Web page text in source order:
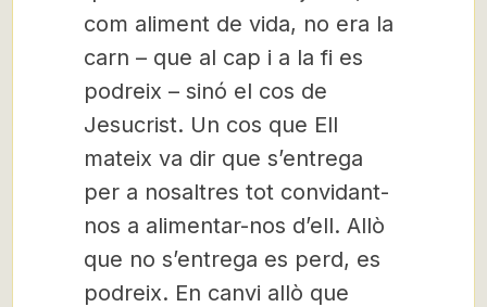
com aliment de vida, no era la
carn – que al cap i a la fi es
podreix – sinó el cos de
Jesucrist. Un cos que Ell
mateix va dir que s’entrega
per a nosaltres tot convidant-
nos a alimentar-nos d’ell. Allò
que no s’entrega es perd, es
podreix. En canvi allò que